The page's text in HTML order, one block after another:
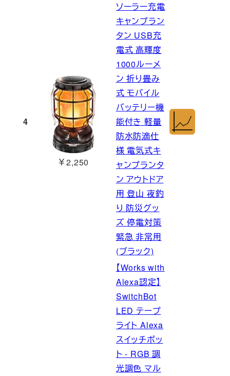
4
￥2,250
ソーラー充電
キャンプラン
タン USB充
電式 高輝度
1000ルーメ
ン 折り畳み
式 モバイル
バッテリー機
能付き 軽量
防水防滴仕
様 電気式キ
ャンプランタ
ン アウトドア
用 登山 夜釣
り 防災グッ
ズ 停電対策
緊急 非常用
(ブラック)
【Works with
Alexa認定】
SwitchBot
LED テープ
ライト Alexa
スイッチボッ
ト - RGB 調
光調色 マル